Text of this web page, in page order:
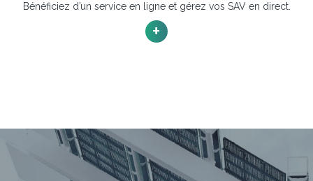
Bénéficiez d’un service en ligne et gérez vos SAV en direct.
+